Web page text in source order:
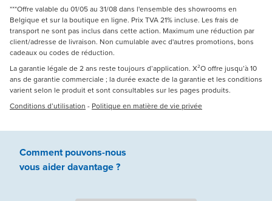
***Offre valable du 01/05 au 31/08 dans l'ensemble des showrooms en
Belgique et sur la boutique en ligne. Prix TVA 21% incluse. Les frais de
transport ne sont pas inclus dans cette action. Maximum une réduction par
client/adresse de livraison. Non cumulable avec d'autres promotions, bons
cadeaux ou codes de réduction.
La garantie légale de 2 ans reste toujours d’application. X²O offre jusqu’à 10
ans de garantie commerciale ; la durée exacte de la garantie et les conditions
varient selon le produit et sont consultables sur les pages produits.
Conditions d’utilisation - Politique en matière de vie privée
Comment pouvons-nous
vous aiderdavantage ?